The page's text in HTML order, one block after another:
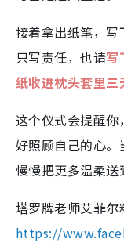
接着拿出纸笔，
只写责任，也请写
纸收进枕头套里三
这个仪式会提醒
好照顾自己的心
慢慢把更多温柔送
塔罗牌老师艾菲尔
https://